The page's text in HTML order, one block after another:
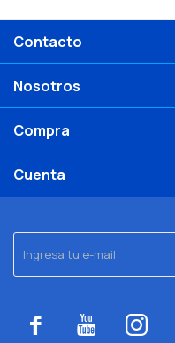
  
Contacto
Nosotros
Compra
Cuenta